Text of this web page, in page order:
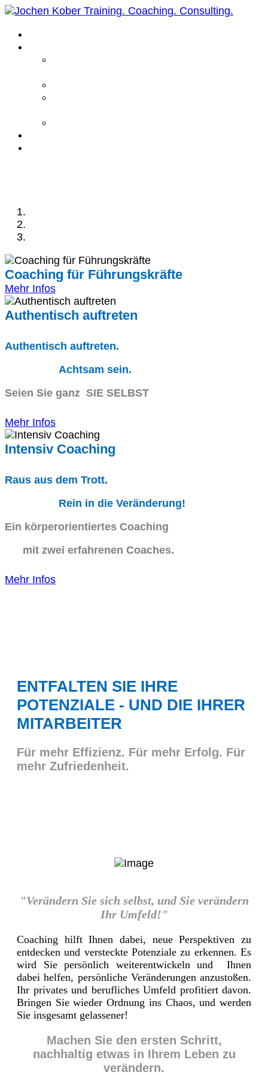
Coaching für Führungskräfte
Mehr Infos
Authentisch auftreten
Authentisch auftreten.
Achtsam sein.
Seien Sie ganz SIE SELBST
Mehr Infos
Intensiv Coaching
Raus aus dem Trott.
Rein in die Veränderung!
Ein körperorientiertes Coaching
mit zwei erfahrenen Coaches.
Mehr Infos
ENTFALTEN SIE IHRE
POTENZIALE - UND DIE IHRER
MITARBEITER
Für mehr Effizienz. Für mehr Erfolg. Für
mehr Zufriedenheit.
"Verändern Sie sich selbst, und Sie verändern
Ihr Umfeld!"
Coaching hilft Ihnen dabei, neue Perspektiven zu
entdecken und versteckte Potenziale zu erkennen. Es
wird Sie persönlich weiterentwickeln und Ihnen
dabei helfen, persönliche Veränderungen anzustoßen.
Ihr privates und berufliches Umfeld profitiert davon.
Bringen Sie wieder Ordnung ins Chaos, und werden
Sie insgesamt gelassener!
Machen Sie den ersten Schritt,
nachhaltig etwas in Ihrem Leben zu
verändern.